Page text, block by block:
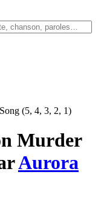
(5, 4, 3, 2, 1)
Murder
Aurora